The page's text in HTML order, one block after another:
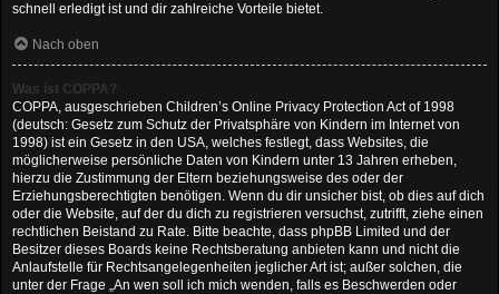
schnell erledigt ist und dir zahlreiche Vorteile bietet.
Nach oben
Was ist COPPA?
COPPA, ausgeschrieben Children’s Online Privacy Protection Act of 1998
(deutsch: Gesetz zum Schutz der Privatsphäre von Kindern im Internet von
1998) ist ein Gesetz in den USA, welches festlegt, dass Websites, die
möglicherweise persönliche Daten von Kindern unter 13 Jahren erheben,
hierzu die Zustimmung der Eltern beziehungsweise des oder der
Erziehungsberechtigten benötigen. Wenn du dir unsicher bist, ob dies auf dich
oder die Website, auf der du dich zu registrieren versuchst, zutrifft, ziehe einen
rechtlichen Beistand zu Rate. Bitte beachte, dass phpBB Limited und der
Besitzer dieses Boards keine Rechtsberatung anbieten kann und nicht die
Anlaufstelle für Rechtsangelegenheiten jeglicher Art ist; außer solchen, die
unter der Frage „An wen soll ich mich wenden, falls es Beschwerden oder